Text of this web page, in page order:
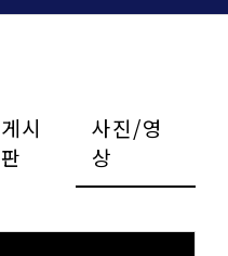
게시
판
사진/영
상